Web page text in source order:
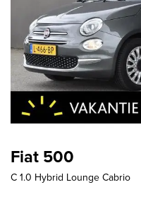
Fiat 500
C 1.0 Hybrid Lounge Cabrio